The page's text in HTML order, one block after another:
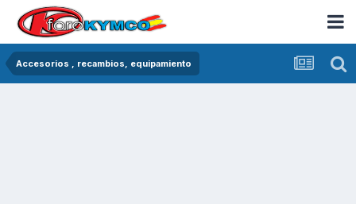
Accesorios , recambios, equipamiento